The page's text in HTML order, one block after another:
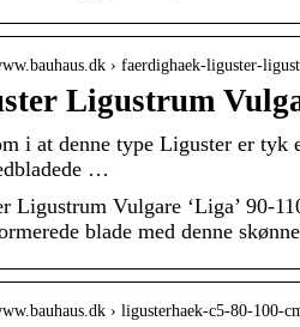
› faerdighaek-liguster-
Ligustrum
i at denne type Liguster er tyk
…
Ligustrum Vulgare ‘Liga’ 90-
blade med denne
› ligusterhaek-c5-80-100-